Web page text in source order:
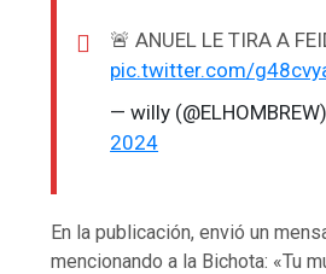
🚨 ANUEL LE TIRA A
pic.twitter.com/
— willy (@ELHOMBREW)
2024
En la publicación, envió un
mencionando a la Bichota: «Tu